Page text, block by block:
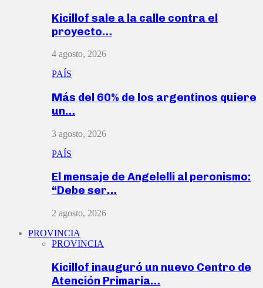
Kicillof sale a la calle contra el
proyecto…
4 agosto, 2026
PAÍS
Más del 60% de los argentinos quiere
un…
3 agosto, 2026
PAÍS
El mensaje de Angelelli al peronismo:
“Debe ser…
2 agosto, 2026
PROVINCIA
PROVINCIA
Kicillof inauguró un nuevo Centro de
Atención Primaria…